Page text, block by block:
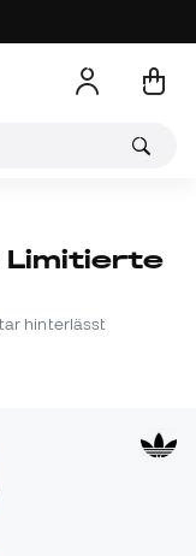
hinterlässt